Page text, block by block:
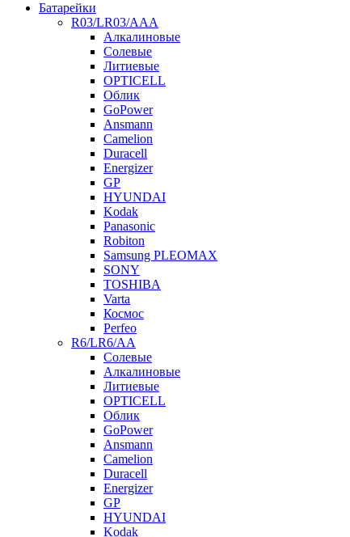
Батарейки
R03/LR03/AAA
Алкалиновые
Солевые
Литиевые
OPTICELL
Облик
GoPower
Ansmann
Camelion
Duracell
Energizer
GP
HYUNDAI
Kodak
Panasonic
Robiton
Samsung PLEOMAX
SONY
TOSHIBA
Varta
Космос
Perfeo
R6/LR6/AA
Солевые
Алкалиновые
Литиевые
OPTICELL
Облик
GoPower
Ansmann
Camelion
Duracell
Energizer
GP
HYUNDAI
Kodak